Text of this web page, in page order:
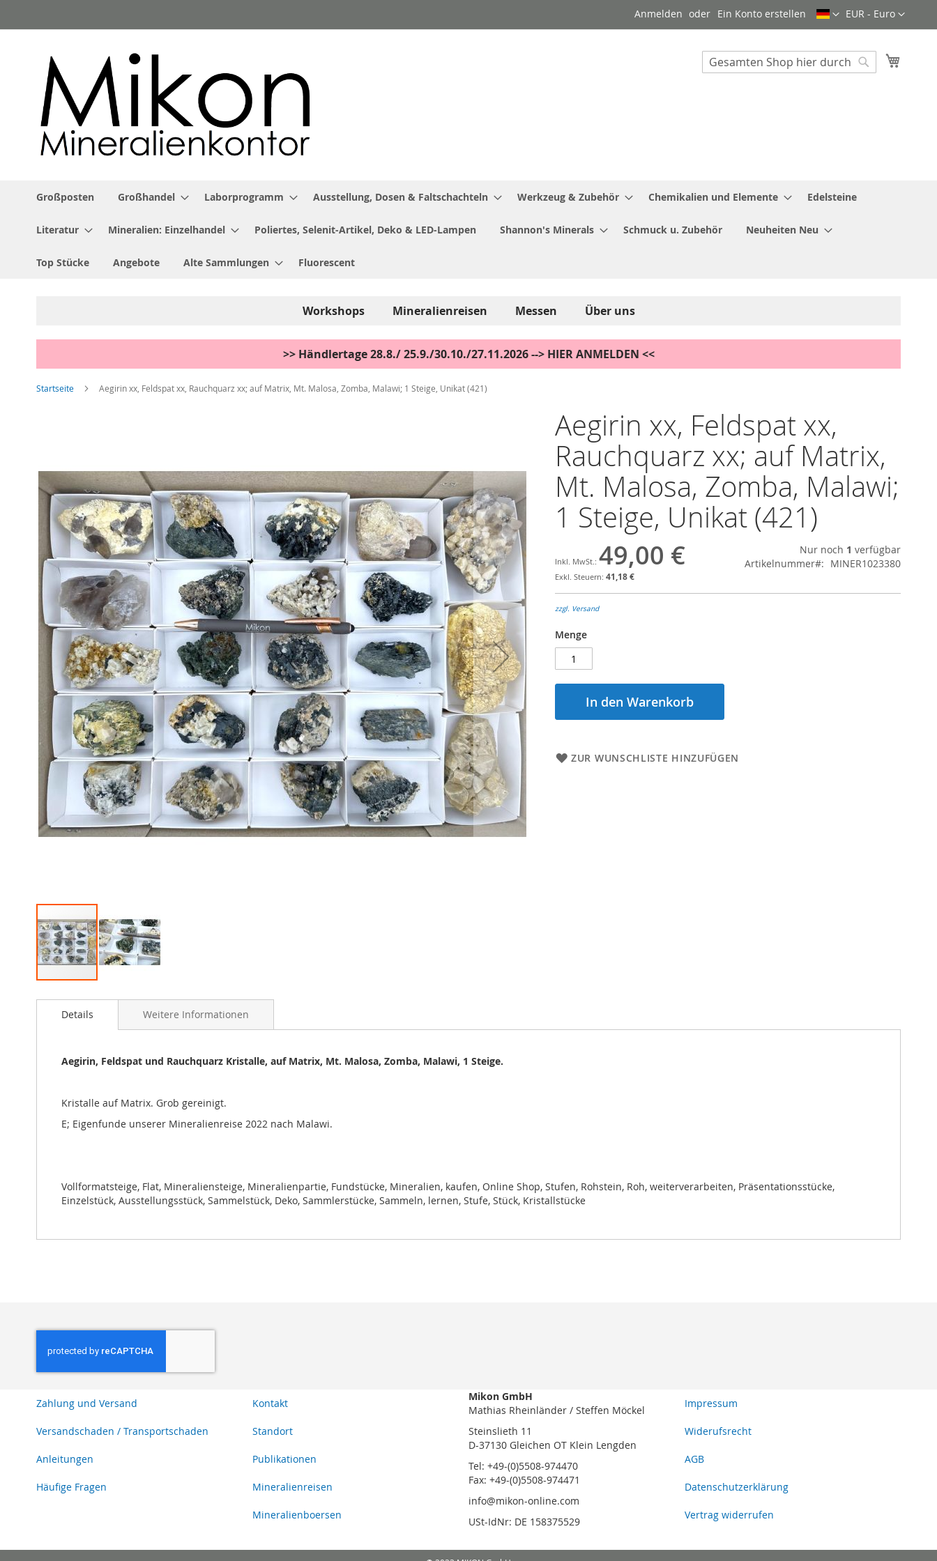
Inhalt
Währung
EUR - Euro
Sprache
Anmelden Ein Konto erstellen
Search
Großposten Großhandel Laborprogramm Ausstellung, Dosen & Faltschachteln Werkzeug & Zubehör Chemikalien und Elemente Edelsteine
Literatur Mineralien: Einzelhandel Poliertes, Selenit-Artikel, Deko & LED-Lampen Shannon's Minerals Schmuck u. Zubehör Neuheiten Neu
Top Stücke Angebote Alte Sammlungen Fluorescent
Workshops Mineralienreisen Messen Über uns
>> Händlertage 28.8./ 25.9./30.10./27.11.2026 --> HIER ANMELDEN <<
Startseite Aegirin xx, Feldspat xx, Rauchquarz xx; auf Matrix, Mt. Malosa, Zomba, Malawi; 1 Steige, Unikat (421)
springen
Anfang
Aegirin xx, Feldspat xx,
Rauchquarz xx; auf Matrix,
Mt. Malosa, Zomba, Malawi;
1 Steige, Unikat (421)
49,00 €
41,18 €
Nur noch 1 verfügbar
Artikelnummer
MINER1023380
zzgl. Versand
Menge
In den Warenkorb
ZUR WUNSCHLISTE HINZUFÜGEN
Details
Aegirin, Feldspat und Rauchquarz Kristalle, auf Matrix, Mt. Malosa, Zomba, Malawi, 1 Steige.
Kristalle auf Matrix. Grob gereinigt.
E; Eigenfunde unserer Mineralienreise 2022 nach Malawi.
Vollformatsteige, Flat, Mineraliensteige, Mineralienpartie, Fundstücke, Mineralien, kaufen, Online Shop, Stufen, Rohstein, Roh, weiterverarbeiten, Präsentationsstücke,
Einzelstück, Ausstellungsstück, Sammelstück, Deko, Sammlerstücke, Sammeln, lernen, Stufe, Stück, Kristallstücke
Weitere Informationen
Zahlung und Versand
Versandschaden / Transportschaden
Anleitungen
Häufige Fragen
Kontakt
Standort
Publikationen
Mineralienreisen
Mineralienboersen
Mikon GmbH
Mathias Rheinländer / Steffen Möckel
Steinslieth 11
D-37130 Gleichen OT Klein Lengden
Tel: +49-(0)5508-974470
Fax: +49-(0)5508-974471
info@mikon-online.com
USt-IdNr: DE 158375529
Impressum
Widerufsrecht
AGB
Datenschutzerklärung
Vertrag widerrufen